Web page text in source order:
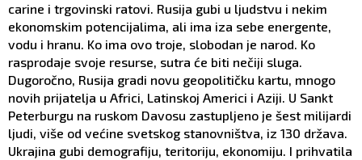
carine i trgovinski ratovi. Rusija gubi u ljudstvu i nekim
ekonomskim potencijalima, ali ima iza sebe energente,
vodu i hranu. Ko ima ovo troje, slobodan je narod. Ko
rasprodaje svoje resurse, sutra će biti nečiji sluga.
Dugoročno, Rusija gradi novu geopolitičku kartu, mnogo
novih prijatelja u Africi, Latinskoj Americi i Aziji. U Sankt
Peterburgu na ruskom Davosu zastupljeno je šest milijardi
ljudi, više od većine svetskog stanovništva, iz 130 država.
Ukrajina gubi demografiju, teritoriju, ekonomiju. I prihvatila